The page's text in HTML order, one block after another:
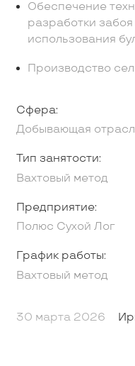
Обеспечение
разработки
использования
Производство
Сфера:
Добывающая
Тип занятости:
Вахтовый метод
Предприятие:
Полюс Сухой Лог
График работы:
Вахтовый метод
30 марта 2026